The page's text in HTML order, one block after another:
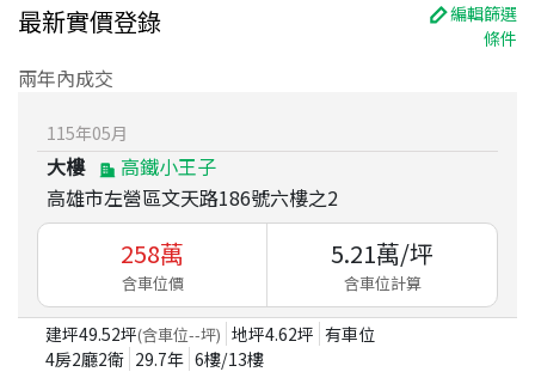
最新實價登錄
編輯篩選
條件
兩年內成交
115年05月
大樓
高鐵小王子
高雄市左營區文天路186號六樓之2
258萬
含車位價
5.21萬/坪
含車位計算
建坪49.52坪(含車位--坪) 地坪4.62坪 有車位
4房2廳2衛 29.7年 6樓/13樓